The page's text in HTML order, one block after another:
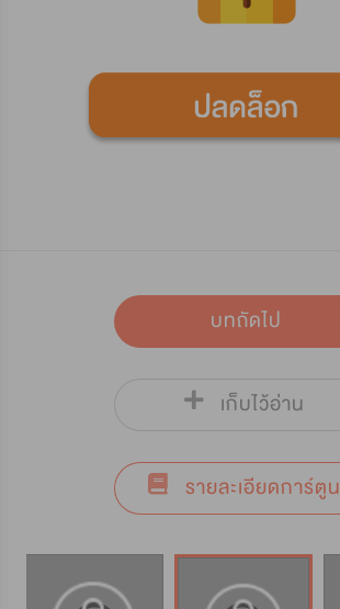
บทถัดไป
เก็บไว้อ่าน
รายละเอียดการ์ตูน